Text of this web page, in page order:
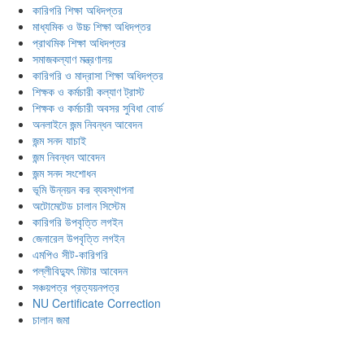
কারিগরি শিক্ষা অধিদপ্তর
মাধ্যমিক ও উচ্চ শিক্ষা অধিদপ্তর
প্রাথমিক শিক্ষা অধিদপ্তর
সমাজকল্যাণ মন্ত্রণালয়
কারিগরি ও মাদ্রাসা শিক্ষা অধিদপ্তর
শিক্ষক ও কর্মচারী কল্যাণ ট্রাস্ট
শিক্ষক ও কর্মচারী অবসর সুবিধা বোর্ড
অনলাইনে জন্ম নিবন্ধন আবেদন
জন্ম সনদ যাচাই
জন্ম নিবন্ধন আবেদন
জন্ম সনদ সংশোধন
ভূমি উন্নয়ন কর ব্যবস্থাপনা
অটোমেটেড চালান সিস্টেম
কারিগরি উপবৃত্তি লগইন
জেনারেল উপবৃত্তি লগইন
এমপিও সীট-কারিগরি
পল্লীবিদ্যুৎ মিটার আবেদন
সঞ্চয়পত্র প্রত্যয়নপত্র
NU Certificate Correction
চালান জমা